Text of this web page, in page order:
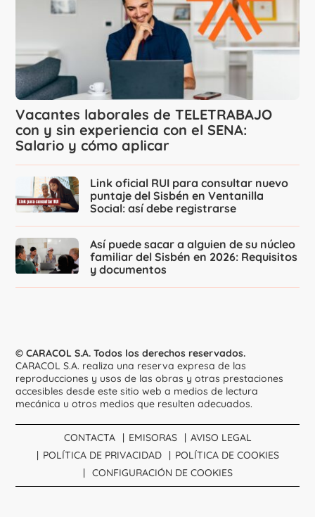
Vacantes laborales de TELETRABAJO
con y sin experiencia con el SENA:
Salario y cómo aplicar
Link oficial RUI para consultar nuevo
puntaje del Sisbén en Ventanilla
Social: así debe registrarse
Así puede sacar a alguien de su núcleo
familiar del Sisbén en 2026: Requisitos
y documentos
© CARACOL S.A. Todos los derechos reservados.
CARACOL S.A. realiza una reserva expresa de las
reproducciones y usos de las obras y otras prestaciones
accesibles desde este sitio web a medios de lectura
mecánica u otros medios que resulten adecuados.
CONTACTA EMISORAS
AVISO LEGAL
POLÍTICA DE PRIVACIDAD
POLÍTICA DE COOKIES
CONFIGURACIÓN DE COOKIES